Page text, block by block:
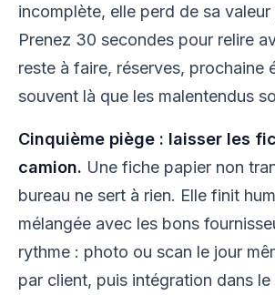
incomplète, elle perd de sa valeur
Prenez 30 secondes pour relire
reste à faire, réserves, prochaine
souvent là que les malentendus
Cinquième piège : laisser les
camion. Une fiche papier non
bureau ne sert à rien. Elle finit
mélangée avec les bons
rythme : photo ou scan le jour
par client, puis intégration dans le